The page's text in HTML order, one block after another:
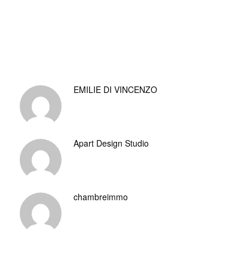
EMILIE DI VINCENZO
Apart Design Studio
chambreimmo